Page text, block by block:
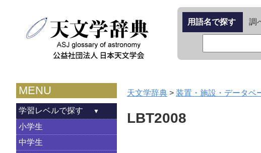
用語名で探す 調
MENU
学習レベルで探す
小学生
中学生
天文学辞典 > 装置・施設・データベ
LBT2008